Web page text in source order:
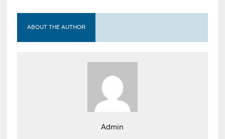
ABOUT THE AUTHOR
Admin